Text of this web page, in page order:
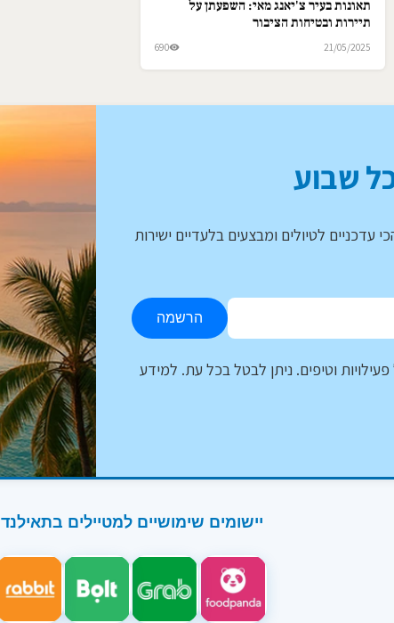
תאונות בעיר צ'יאנג מאי: השפעתן על
תיירות ובטיחות הציבור
21/05/2025
690
שבוע
לטיולים ומבצעים בלעדיים ישירות
הרשמה
וטיפים. ניתן לבטל בכל עת. למידע
יישומים שימושיים למטיילים בתאילנד